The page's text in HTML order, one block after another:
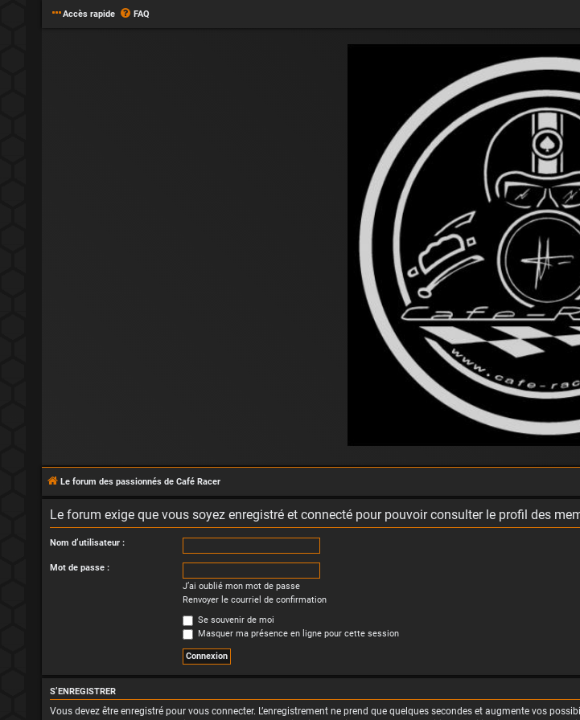
Accès rapide FAQ
Le forum des passionnés de Café Racer
Le forum exige que vous soyez enregistré et connecté pour pouvoir consulter le profil des
Nom d’utilisateur :
Mot de passe :
J’ai oublié mon mot de passe
Renvoyer le courriel de confirmation
Se souvenir de moi
Masquer ma présence en ligne pour cette session
S’ENREGISTRER
Vous devez être enregistré pour vous connecter. L’enregistrement ne prend que quelques secondes et augmente vos